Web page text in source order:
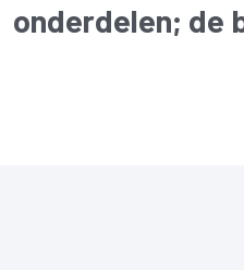
onderdelen; de